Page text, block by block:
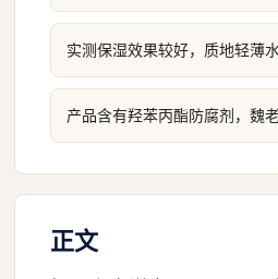
实测保湿效果较好，质地轻薄
产品含有羟苯丙酯防腐剂，魏
正文